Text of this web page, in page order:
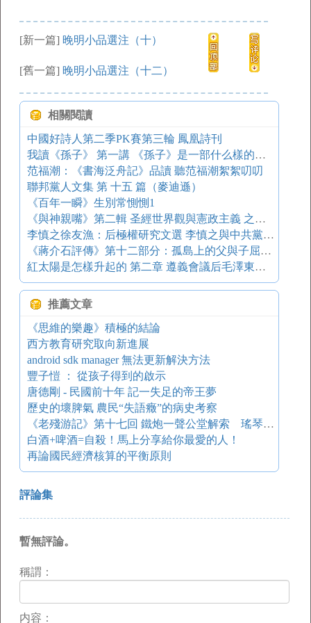
[新一篇] 晚明小品選注（十）
[舊一篇] 晚明小品選注（十二）
相關閱讀
中國好詩人第二季PK賽第三輪 鳳凰詩刊
我讀《孫子》 第一講 《孫子》是一部什么樣的書 《孫子》的經典化：一至七（2）
范福潮：《書海泛舟記》品讀 聽范福潮絮絮叨叨
聯邦黨人文集 第 十五 篇（麥迪遜）
《百年一瞬》生別常惻惻1
《與神親嘴》第二輯 圣經世界觀與憲政主義 之三：共產主義世界觀的崩潰
李慎之徐友漁：后極權研究文選 李慎之與中共黨內民主派
《蔣介石評傳》第十二部分：孤島上的父與子屈辱的對日和約
紅太陽是怎樣升起的 第二章 遵義會議后毛澤東的權力擴張和來自莫斯科的政策干預
推薦文章
《思維的樂趣》積極的結論
西方教育研究取向新進展
android sdk manager 無法更新解決方法
豐子愷 ： 從孩子得到的啟示
唐德剛 - 民國前十年 記一失足的帝王夢
歷史的壞脾氣 農民“失語癥”的病史考察
《老殘游記》第十七回 鐵炮一聲公堂解索 瑤琴三迭旅舍銜環
白酒+啤酒=自殺！馬上分享給你最愛的人！
再論國民經濟核算的平衡原則
評論集
暫無評論。
稱謂：
内容：